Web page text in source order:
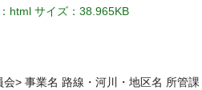
html サイズ：38.965KB
> 事業名 路線・河川・地区名 所管